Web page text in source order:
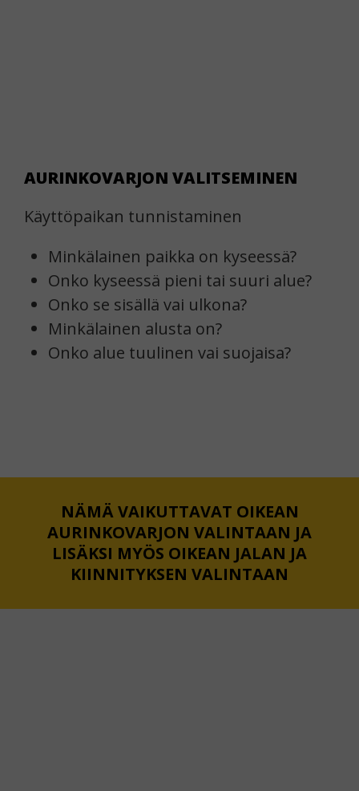
AURINKOVARJON VALITSEMINEN
Käyttöpaikan tunnistaminen
Minkälainen paikka on kyseessä?
Onko kyseessä pieni tai suuri alue?
Onko se sisällä vai ulkona?
Minkälainen alusta on?
Onko alue tuulinen vai suojaisa?
NÄMÄ VAIKUTTAVAT OIKEAN
AURINKOVARJON VALINTAAN JA
LISÄKSI MYÖS OIKEAN JALAN JA
KIINNITYKSEN VALINTAAN